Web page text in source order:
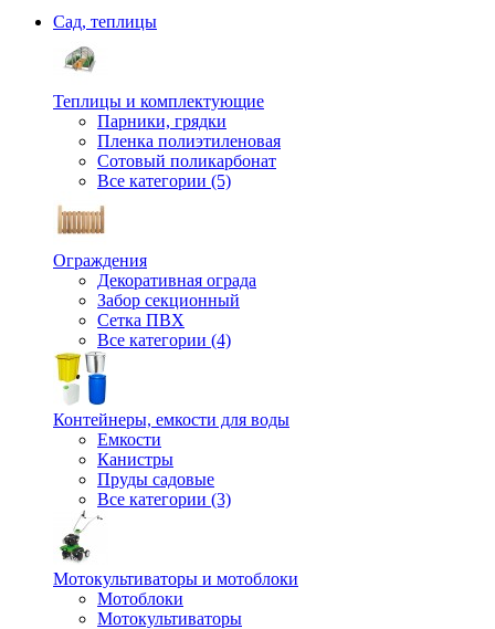
Сад, теплицы
Теплицы и комплектующие
Парники, грядки
Пленка полиэтиленовая
Сотовый поликарбонат
Все категории (5)
Ограждения
Декоративная ограда
Забор секционный
Сетка ПВХ
Все категории (4)
Контейнеры, емкости для воды
Емкости
Канистры
Пруды садовые
Все категории (3)
Мотокультиваторы и мотоблоки
Мотоблоки
Мотокультиваторы